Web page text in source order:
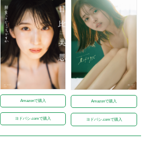
Amazonで購入
ヨドバシ.comで購入
Amazonで購入
ヨドバシ.comで購入